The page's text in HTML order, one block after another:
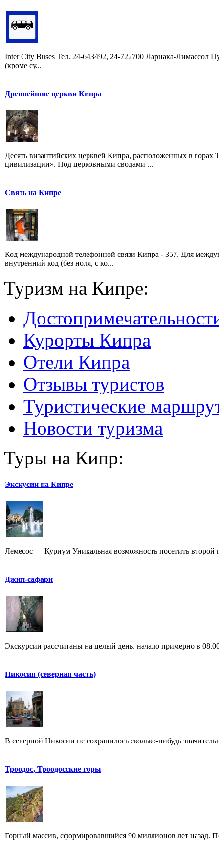
Inter City Buses Тел. 24-643492, 24-722700 Ларнака-Лимассол
(кроме су...
Древнейшие церкви Кипра
Десять византийских церквей Кипра, расположенных в
цивилизации». Под церковными сводами ...
Связь на Кипре
Код международной телефонной связи Кипра - 357. Для
внутренний код (без ноля, с ко...
Туризм на Кипре:
Курорты Кипра
Отели Кипра
Отзывы туристов
Туристические
Новости туризма
Туры на Кипр:
Экскусии на Кипре
Лемесос — Куриум Уникальная возможность посетить
Джип-сафари
Экскурсии рассчитаны на целый день, начало примерно в
Никосия (северная часть)
В северной Никосии не сохранилось сколько-нибудь
Троодос, Троодосские горы
Горный массив, сформировавшийся 90 миллионов лет назад.